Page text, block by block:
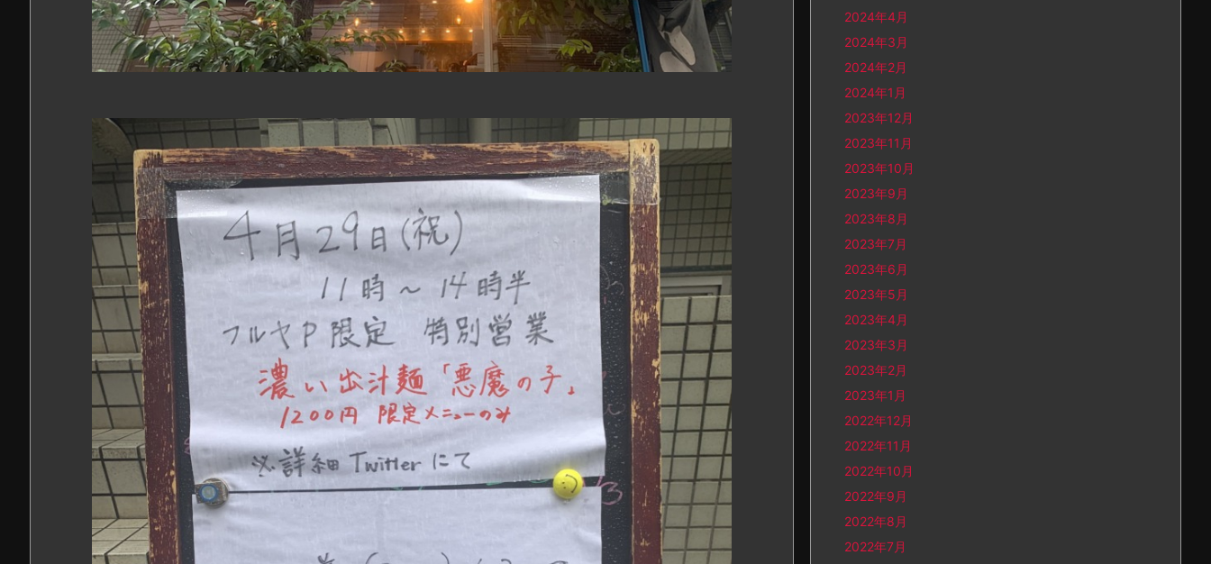
2024年4月
2024年3月
2024年2月
2024年1月
2023年12月
2023年11月
2023年10月
2023年9月
2023年8月
2023年7月
2023年6月
2023年5月
2023年4月
2023年3月
2023年2月
2023年1月
2022年12月
2022年11月
2022年10月
2022年9月
2022年8月
2022年7月